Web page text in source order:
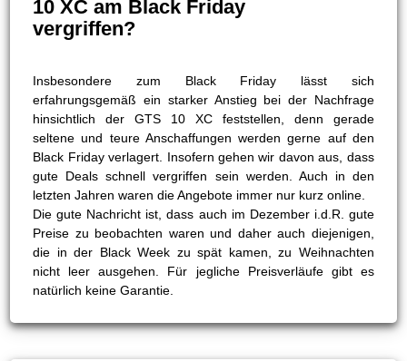
10 XC am Black Friday
vergriffen?
Insbesondere zum Black Friday lässt sich
erfahrungsgemäß ein starker Anstieg bei der Nachfrage
hinsichtlich der GTS 10 XC feststellen, denn gerade
seltene und teure Anschaffungen werden gerne auf den
Black Friday verlagert. Insofern gehen wir davon aus, dass
gute Deals schnell vergriffen sein werden. Auch in den
letzten Jahren waren die Angebote immer nur kurz online.
Die gute Nachricht ist, dass auch im Dezember i.d.R. gute
Preise zu beobachten waren und daher auch diejenigen,
die in der Black Week zu spät kamen, zu Weihnachten
nicht leer ausgehen. Für jegliche Preisverläufe gibt es
natürlich keine Garantie.